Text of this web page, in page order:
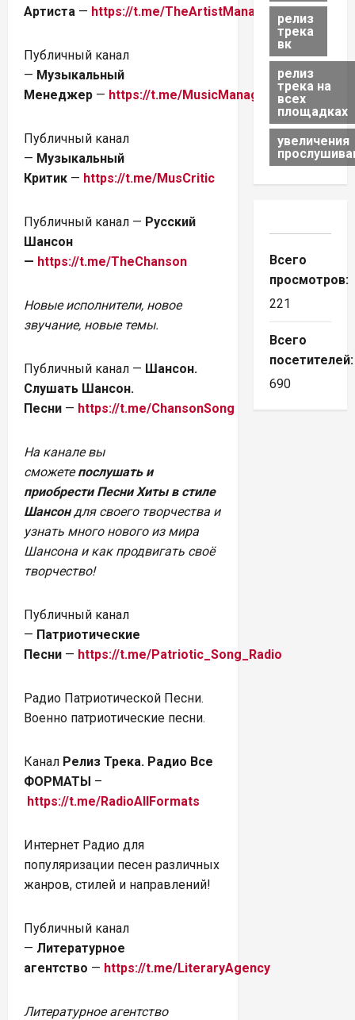
Артиста — https://t.me/TheArtistManager
Публичный канал
— Музыкальный
Менеджер — https://t.me/MusicManagerMoscow
Публичный канал
— Музыкальный
Критик — https://t.me/MusCritic
Публичный канал — Русский
Шансон
— https://t.me/TheChanson
Новые исполнители, новое
звучание, новые темы.
Публичный канал — Шансон.
Слушать Шансон.
Песни — https://t.me/ChansonSong
На канале вы
сможетепослушать и
приобрести Песни Хиты в стиле
Шансондля своего творчества и
узнать много нового из мира
Шансона и как продвигать своё
творчество!
Публичный канал
— Патриотические
Песни — https://t.me/Patriotic_Song_Radio
Радио Патриотической Песни.
Военно патриотические песни.
Канал Релиз Трека. Радио Все
ФОРМАТЫ –
https://t.me/RadioAllFormats
Интернет Радио для
популяризации песен различных
жанров, стилей и направлений!
Публичный канал
— Литературное
агентство — https://t.me/LiteraryAgency
Литературное агентство
релиз
трека
вк
релиз
трека на
всех
площадках
увеличения
Всего
просмотров:
221
Всего
690